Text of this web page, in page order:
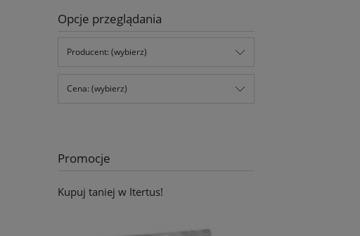
Opcje przeglądania
Producent: (wybierz)
Cena: (wybierz)
Promocje
Kupuj taniej w Itertus!